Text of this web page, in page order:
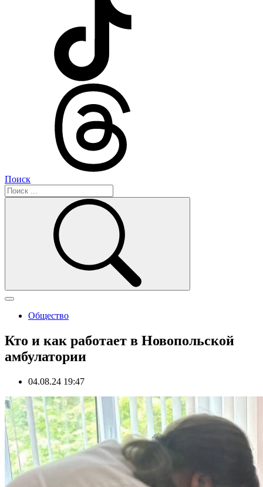
Поиск
Общество
Кто и как работает в Новопольской
амбулатории
04.08.24 19:47